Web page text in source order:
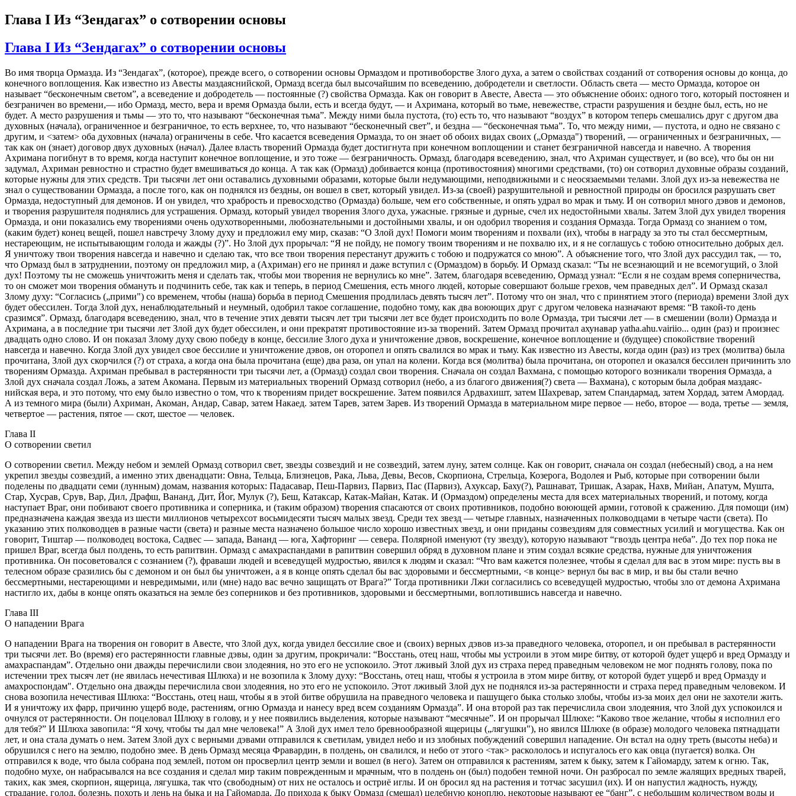
Глава I Из “Зендагах” о сотворении основы
Глава I Из “Зендагах” о сотворении основы
Во имя творца Ормазда. Из “Зендагах”, (которое), прежде всего, о сотворении основы Ормаздом и противоборстве Злого духа, а затем о свойствах созданий от сотворения основы до конца, до
конечного воплощения. Как известно из Авесты маздаяснийской, Ормазд всегда был высочайшим по всеведению, добродетели и светлости. Область света — место Ормазда, которое он
называет “бесконечным светом”, а всеведение и добродетель — постоянные (?) свойства Ормазда. Как он говорит в Авесте, Авеста — это объяснение обоих: одного того, который постоянен и
безграничен во времени,— ибо Ормазд, место, вера и время Ормазда были, есть и всегда будут, — и Ахримана, который во тьме, невежестве, страсти разрушения и бездне был, есть, но не
будет. А место разрушения и тьмы — это то, что называют “бесконечная тьма”. Между ними была пустота, (то) есть то, что называют “воздух” в котором теперь смешались друг с другом два
духовных (начала), ограниченное и безграничное, то есть верхнее, то, что называют “бесконечный свет”, и бездна — “бесконечная тьма”. То, что между ними, — пустота, и одно не связано с
другим, и <затем> оба духовных (начала) ограничены в себе. Что касается всеведения Ормазда, то он знает об обоих видах своих („Ормазда") творений, — ограниченных и безграничных, —
так как он (знает) договор двух духовных (начал). Далее власть творений Ормазда будет достигнута при конечном воплощении и станет безграничной навсегда и навечно. А творения
Ахримана погибнут в то время, когда наступит конечное воплощение, и это тоже — безграничность. Ормазд, благодаря всеведению, знал, что Ахриман существует, и (во все), что бы он ни
задумал, Ахриман ревностно и страстно будет вмешиваться до конца. А так как (Ормазд) добивается конца (противостояния) многими средствами, (то) он сотворил духовные образы созданий,
которые нужны для этих средств. Три тысячи лет они оставались духовными образами, которые были недумающими, неподвижными и с неосязаемыми телами. Злой дух из-за невежества не
знал о существовании Ормазда, а после того, как он поднялся из бездны, он вошел в свет, который увидел. Из-за (своей) разрушительной и ревностной природы он бросился разрушать свет
Ормазда, недоступный для демонов. И он увидел, что храбрость и превосходство (Ормазда) больше, чем его собственные, и опять удрал во мрак и тьму. И он сотворил много дэвов и демонов,
и творения разрушителя поднялись для устрашения. Ормазд, который увидел творения Злого духа, ужасные. грязные и дурные, счел их недостойными хвалы. Затем Злой дух увидел творения
Ормазда, и они показались ему творениями очень одухотворенными, любознательными и достойными хвалы, и он одобрил творения и создания Ормазда. Тогда Ормазд со знанием о том,
(каким будет) конец вещей, пошел навстречу Злому духу и предложил ему мир, сказав: “О Злой дух! Помоги моим творениям и похвали (их), чтобы в награду за это ты стал бессмертным,
нестареющим, не испытывающим голода и жажды (?)”. Но Злой дух прорычал: “Я не пойду, не помогу твоим творениям и не похвалю их, и я не соглашусь с тобою относительно добрых дел.
Я уничтожу твои творения навсегда и навечно и сделаю так, что все твои творения перестанут дружить с тобою и подружатся со мною”. А объяснение того, что Злой дух рассудил так, — то,
что Ормазд был в затруднении, поэтому он предложил мир, а (Ахриман) его не принял и даже вступил с (Ормаздом) в борьбу. И Ормазд сказал: “Ты не всезнающий и не всемогущий, о Злой
дух! Поэтому ты не сможешь уничтожить меня и сделать так, чтобы мои творения не вернулись ко мне”. Затем, благодаря всеведению, Ормазд узнал: “Если я не создам время соперничества,
то он сможет мои творения обмануть и подчинить себе, так как и теперь, в период Смешения, есть много людей, которые совершают больше грехов, чем праведных дел”. И Ормазд сказал
Злому духу: “Согласись („прими") со временем, чтобы (наша) борьба в период Смешения продлилась девять тысяч лет”. Потому что он знал, что с принятием этого (периода) времени Злой дух
будет обессилен. Тогда Злой дух, ненаблюдательный и неумный, одобрил такое соглашение, подобно тому, как два воюющих друг с другом человека назначают время: “В такой-то день
сразимся”. Ормазд, благодаря всеведению, знал, что в течение этих девяти тысяч лет три тысячи лет все будет происходить по воле Ормазда, три тысячи лет — в смешении (воли) Ормазда и
Ахримана, а в последние три тысячи лет Злой дух будет обессилен, и они прекратят противостояние из-за творений. Затем Ормазд прочитал ахунавар yatha.ahu.vairiio... один (раз) и произнес
двадцать одно слово. И он показал Злому духу свою победу в конце, бессилие Злого духа и уничтожение дэвов, воскрешение, конечное воплощение и (будущее) спокойствие творений
навсегда и навечно. Когда Злой дух увидел свое бессилие и уничтожение дэвов, он оторопел и опять свалился во мрак и тьму. Как известно из Авесты, когда один (раз) из трех (молитва) была
прочитана, Злой дух скорчился (?) от страха, а когда она была прочитана (еще) два раза, он упал на колени. Когда вся (молитва) была прочитана, он оторопел и оказался бессилен причинить зло
творениям Ормазда. Ахриман пребывал в растерянности три тысячи лет, а (Ормазд) создал свои творения. Сначала он создал Вахмана, с помощью которого возникали творения Ормазда, а
Злой дух сначала создал Ложь, а затем Акомана. Первым из материальных творений Ормазд сотворил (небо, а из благого движения(?) света — Вахмана), с которым была добрая маздаяс-
нийская вера, и это потому, что ему было известно о том, что к творениям придет воскрешение. Затем появился Ардвахишт, затем Шахревар, затем Спандармад, затем Хордад, затем Амордад.
А из темного мира (были) Ахриман, Акоман, Андар, Савар, затем Накаед. затем Тарев, затем Зарев. Из творений Ормазда в материальном мире первое — небо, второе — вода, третье — земля,
четвертое — растения, пятое — скот, шестое — человек.
Глава II
О сотворении светил
О сотворении светил. Между небом и землей Ормазд сотворил свет, звезды созвездий и не созвездий, затем луну, затем солнце. Как он говорит, сначала он создал (небесный) свод, а на нем
укрепил звезды созвездий, а именно этих двенадцати: Овна, Тельца, Близнецов, Рака, Льва, Девы, Весов, Скорпиона, Стрельца, Козерога, Водолея и Рыб, которые при сотворении были
поделены по двадцати семи (лунным) домам, названия которых: Падасавар, Пеш-Парвиз, Парвиз, Пас (Парвиз), Ахуксар, Баху(?), Рашнават, Тришак, Азарак, Нахв, Мийан, Апатум, Мушта,
Стар, Хусрав, Срув, Вар, Дил, Драфш, Вананд, Дит, Йог, Мулук (?), Беш, Катаксар, Катак-Майан, Катак. И (Ормаздом) определены места для всех материальных творений, и потому, когда
наступает Враг, они побивают своего противника и соперника, и (таким образом) творения спасаются от своих противников, подобно воюющей армии, готовой к сражению. Для помощи (им)
предназначена каждая звезда из шести миллионов четырехсот восьмидесяти тысяч малых звезд. Среди тех звезд — четыре главных, назначенных полководцами в четыре части (света). По
указанию этих полководцев в разные части (света) и разные места назначено большое число хорошо известных звезд, и они приданы созвездиям для совместных усилий и могущества. Как он
говорит, Тиштар — полководец востока, Садвес — запада, Вананд — юга, Хафторинг — севера. Полярной именуют (ту звезду), которую называют “гвоздь центра неба”. До тех пор пока не
пришел Враг, всегда был полдень, то есть рапитвин. Ормазд с амахраспандами в рапитвин совершил обряд в духовном плане и этим создал всякие средства, нужные для уничтожения
противника. Он посоветовался с сознанием (?), фраваши людей и всеведущей мудростью, явился к людям и сказал: “Что вам кажется полезнее, чтобы я сделал для вас в этом мире: пусть вы в
телесном образе сразились бы с демоном и он был бы уничтожен, а я в конце опять сделал бы вас здоровыми и бессмертными, <в конце> вернул бы вас в мир, и вы бы стали вечно
бессмертными, нестареющими и невредимыми, или (мне) надо вас вечно защищать от Врага?” Тогда противники Лжи согласились со всеведущей мудростью, чтобы зло от демона Ахримана
настигло их, дабы в конце опять оказаться на земле без соперников и без противников, здоровыми и бессмертными, воплотившись навсегда и навечно.
Глава III
О нападении Врага
О нападении Врага на творения он говорит в Авесте, что Злой дух, когда увидел бессилие свое и (своих) верных дэвов из-за праведного человека, оторопел, и он пребывал в растерянности
три тысячи лет. Во (время) его растерянности главные дэвы, один за другим, прокричали: “Восстань, отец наш, чтобы мы устроили в этом мире битву, от которой будет ущерб и вред Ормазду и
амахраспандам”. Отдельно они дважды перечислили свои злодеяния, но это его не успокоило. Этот лживый Злой дух из страха перед праведным человеком не мог поднять голову, пока по
истечении трех тысяч лет (не явилась нечестивая Шлюха) и не возопила к Злому духу: “Восстань, отец наш, чтобы я устроила в этом мире битву, от которой будет ущерб и вред Ормазду и
амахроспондам". Отдельно она дважды перечислила свои злодеяния, но это его не успокоило. Этот лживый Злой дух не поднялся из-за растерянности и страха перед праведным человеком. И
снова возопила нечестивая Шлюха: “Восстань, отец наш, чтобы я в этой битве обрушила на праведного человека и пашущего быка столько злобы, чтобы из-за моих дел они не захотели жить.
И я уничтожу их фарр, причиню ущерб воде, растениям, огню Ормазда и нанесу вред всем созданиям Ормазда”. И она второй раз так перечислила свои злодеяния, что Злой дух успокоился и
очнулся от растерянности. Он поцеловал Шлюху в голову, и у нее появились выделения, которые называют “месячные”. И он прорычал Шлюхе: “Каково твое желание, чтобы я исполнил его
для тебя?” И Шлюха завопила: “Я хочу, чтобы ты дал мне человека!” А Злой дух имел тело бревнообразной ящерицы („лягушки"), но явился Шлюхе (в образе) молодого человека пятнадцати
лет, и она стала думать о нем. Затем Злой дух с верными дэвами отправился к светилам, увидел небо и из злобных побуждений совершил нападение. Он встал на одну треть (высоты неба) и
обрушился с него на землю, подобно змее. В день Ормазд месяца Фравардин, в полдень, он свалился, и небо от этого <так> раскололось и испугалось его как овца (пугается) волка. Он
отправился к воде, что была собрана под землей, потом он просверлил центр земли и вошел (в него). Затем он отправился к растениям, затем к быку, затем к Гайомарду, затем к огню. Так,
подобно мухе, он набрасывался на все создания и сделал мир таким поврежденным и мрачным, что в полдень он (был) подобен темной ночи. Он разбросал по земле жалящих вредных тварей,
таких, как змея, скорпион, ящерица, лягушка, так что (свободным) от них не осталось и остриё иглы. И он бросил яд на растения и тотчас засушил (их). И он напустил жадность, нужду,
страдание, голод, болезнь, похоть и лень на быка и на Гайомарда. До прихода к быку Ормазд (смешал) целебную коноплю, некоторые называют ее “банг”, с небольшим количеством воды и